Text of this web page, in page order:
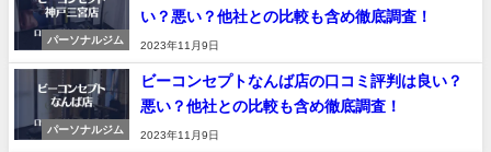
パーソナルジム
い？悪い？他社との比較も含め徹底調査！
2023年11月9日
パーソナルジム
ビーコンセプトなんば店の口コミ評判は良い？
悪い？他社との比較も含め徹底調査！
2023年11月9日